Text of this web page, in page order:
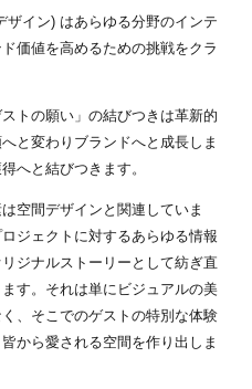
イン) はあらゆる分野のインテ
価値を高めるための挑戦をクラ
トの願い」の結びつきは革新的
と変わりブランドへと成長しま
へと結びつきます。
空間デザインと関連していま
ジェクトに対するあらゆる情報
ジナルストーリーとして紡ぎ直
す。それは単にビジュアルの美
、そこでのゲストの特別な体験
から愛される空間を作り出しま